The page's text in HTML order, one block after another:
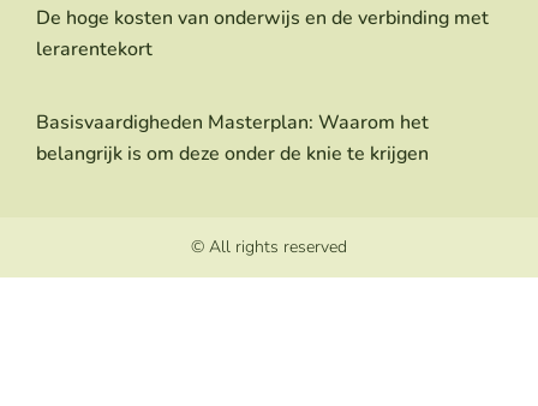
De hoge kosten van onderwijs en de verbinding met
lerarentekort
Basisvaardigheden Masterplan: Waarom het
belangrijk is om deze onder de knie te krijgen
© All rights reserved